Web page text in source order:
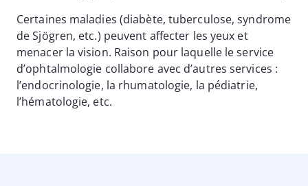
Certaines maladies (diabète, tuberculose, syndrome
de Sjögren, etc.) peuvent affecter les yeux et
menacer la vision. Raison pour laquelle le service
d’ophtalmologie collabore avec d’autres services :
l’endocrinologie, la rhumatologie, la pédiatrie,
l’hématologie, etc.